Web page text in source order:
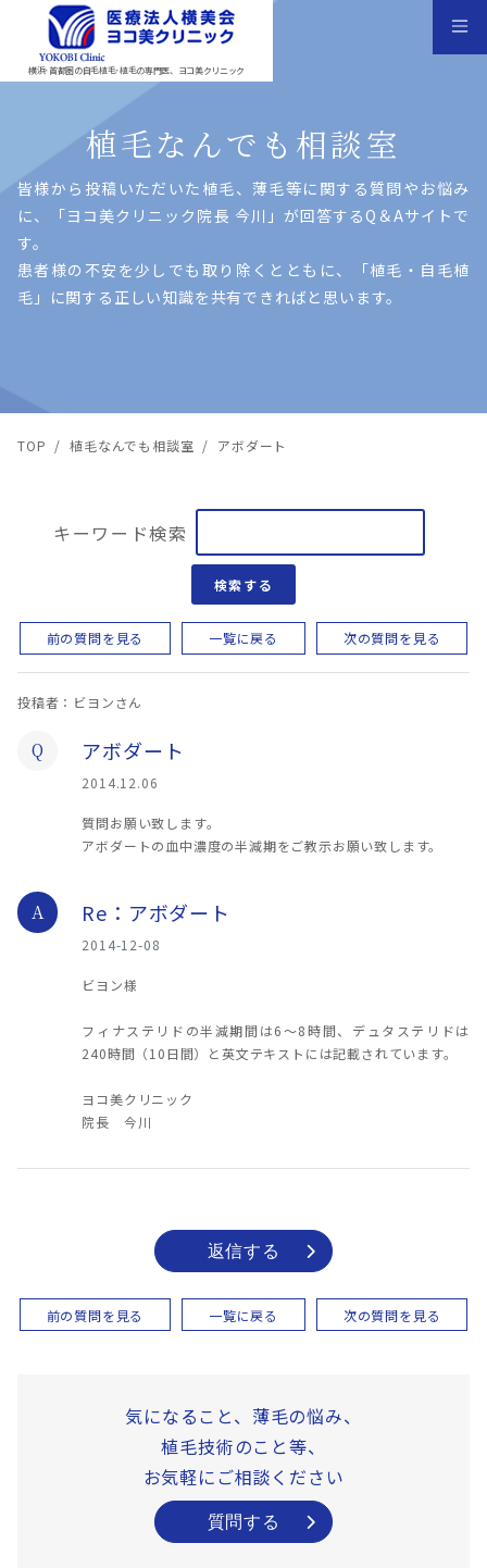
横浜･首都圏の自毛植毛･植毛の専門医、ヨコ美クリニック
植毛なんでも相談室
皆様から投稿いただいた植⽑、薄⽑等に関する質問やお悩み
に、「ヨコ美クリニック院⻑ 今川」が回答するQ＆Aサイトで
す。
患者様の不安を少しでも取り除くとともに、「植⽑・⾃⽑植
⽑」に関する正しい知識を共有できればと思います。
TOP / 植毛なんでも相談室 / アボダート
キーワード検索
検索する
前の質問を見る 一覧に戻る 次の質問を見る
投稿者：ビヨンさん
Q アボダート
2014.12.06
質問お願い致します。
アボダートの血中濃度の半減期をご教示お願い致します。
A Re：アボダート
2014-12-08
ビヨン様
フィナステリドの半減期間は6～8時間、デュタステリドは
240時間（10日間）と英文テキストには記載されています。
ヨコ美クリニック
院長 今川
返信する
前の質問を見る 一覧に戻る 次の質問を見る
気になること、薄毛の悩み、
植毛技術のこと等、
お気軽にご相談ください
質問する